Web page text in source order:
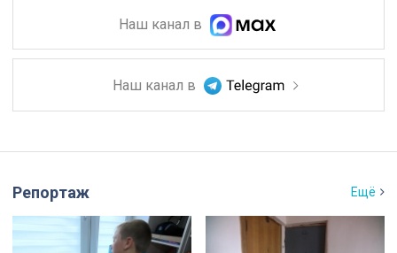
Наш канал в
Наш канал в
Репортаж Ещё